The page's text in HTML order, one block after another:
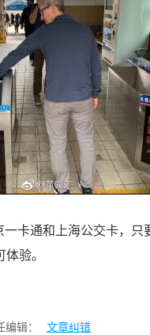
卡通和上海公交卡，
验。
编辑： 文章纠错